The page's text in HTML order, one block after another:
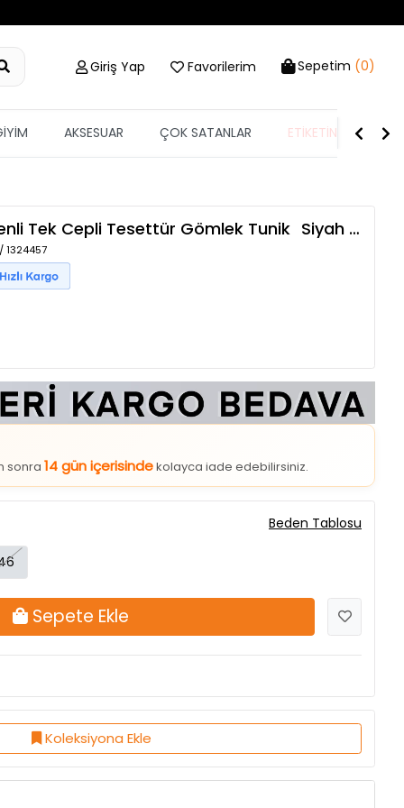
Giriş Yap Favorilerim Sepetim (0)
AKSESUAR ÇOK SATANLAR ETİKETİN YARISI
Tek Cepli Tesettür Gömlek Tunik Siyah
1324457
sonra14 gün içerisindekolayca iade edebilirsiniz.
Koleksiyona Ekle